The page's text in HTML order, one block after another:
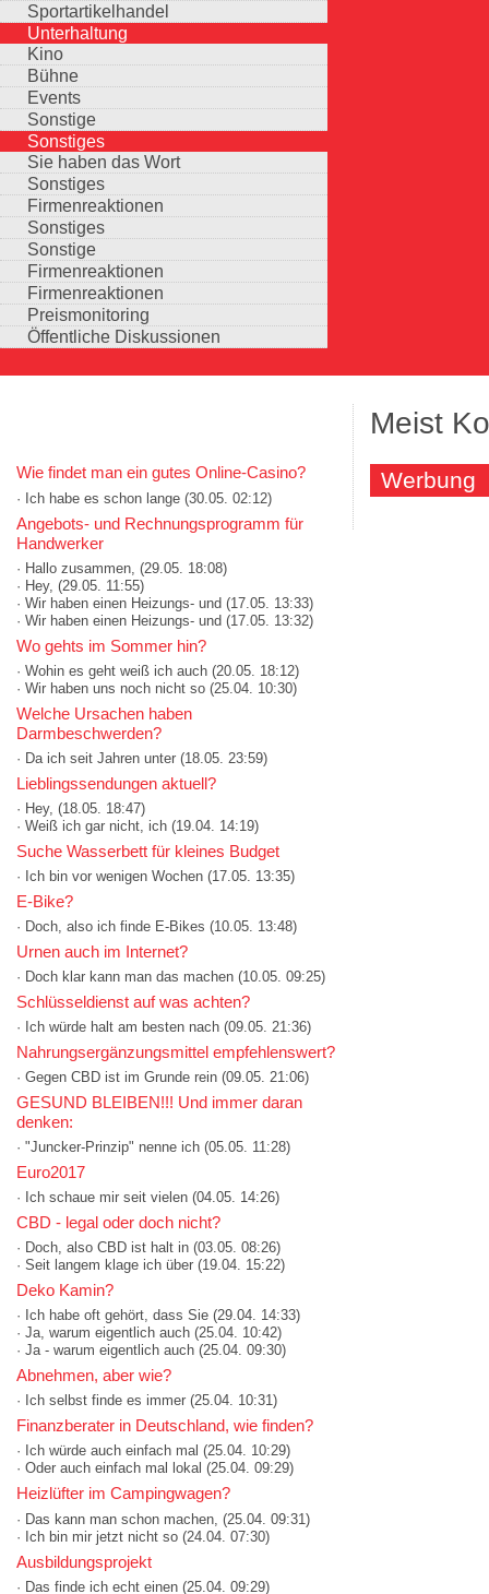
Sportartikelhandel
Unterhaltung
Kino
Bühne
Events
Sonstige
Sonstiges
Sie haben das Wort
Sonstiges
Firmenreaktionen
Sonstiges
Sonstige
Firmenreaktionen
Firmenreaktionen
Preismonitoring
Öffentliche Diskussionen
Wie findet man ein gutes Online-Casino?
· Ich habe es schon lange (30.05. 02:12)
Angebots- und Rechnungsprogramm für
Handwerker
· Hallo zusammen, (29.05. 18:08)
· Hey, (29.05. 11:55)
· Wir haben einen Heizungs- und (17.05. 13:33)
· Wir haben einen Heizungs- und (17.05. 13:32)
Wo gehts im Sommer hin?
· Wohin es geht weiß ich auch (20.05. 18:12)
· Wir haben uns noch nicht so (25.04. 10:30)
Welche Ursachen haben
Darmbeschwerden?
· Da ich seit Jahren unter (18.05. 23:59)
Lieblingssendungen aktuell?
· Hey, (18.05. 18:47)
· Weiß ich gar nicht, ich (19.04. 14:19)
Suche Wasserbett für kleines Budget
· Ich bin vor wenigen Wochen (17.05. 13:35)
E-Bike?
· Doch, also ich finde E-Bikes (10.05. 13:48)
Urnen auch im Internet?
· Doch klar kann man das machen (10.05. 09:25)
Schlüsseldienst auf was achten?
· Ich würde halt am besten nach (09.05. 21:36)
Nahrungsergänzungsmittel empfehlenswert?
· Gegen CBD ist im Grunde rein (09.05. 21:06)
GESUND BLEIBEN!!! Und immer daran
denken:
· "Juncker-Prinzip" nenne ich (05.05. 11:28)
Euro2017
· Ich schaue mir seit vielen (04.05. 14:26)
CBD - legal oder doch nicht?
· Doch, also CBD ist halt in (03.05. 08:26)
· Seit langem klage ich über (19.04. 15:22)
Deko Kamin?
· Ich habe oft gehört, dass Sie (29.04. 14:33)
· Ja, warum eigentlich auch (25.04. 10:42)
· Ja - warum eigentlich auch (25.04. 09:30)
Abnehmen, aber wie?
· Ich selbst finde es immer (25.04. 10:31)
Finanzberater in Deutschland, wie finden?
· Ich würde auch einfach mal (25.04. 10:29)
· Oder auch einfach mal lokal (25.04. 09:29)
Heizlüfter im Campingwagen?
· Das kann man schon machen, (25.04. 09:31)
· Ich bin mir jetzt nicht so (24.04. 07:30)
Ausbildungsprojekt
· Das finde ich echt einen (25.04. 09:29)
Meist
Werbung
Auswahlmöglichkeiten